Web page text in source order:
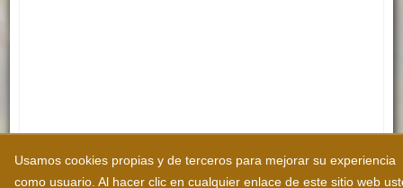
Usamos cookies propias y de terceros para mejorar su experiencia
como usuario. Al hacer clic en cualquier enlace de este sitio web